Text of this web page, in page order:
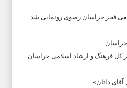
فجر خراسان رضوی رونمایی شد
کل فرهنگ و ارشاد اسلامی خراسان
داتان»